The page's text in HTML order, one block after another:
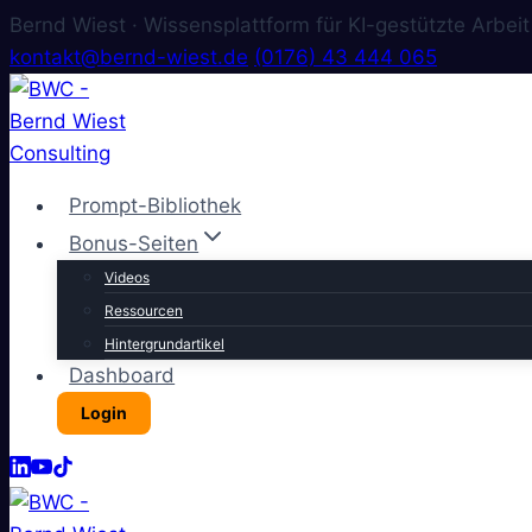
Bernd Wiest · Wissensplattform für KI-gestützte Arbeit
kontakt@bernd-wiest.de (0176) 43 444 065
Zum
Inhalt
springen
Prompt-Bibliothek
Bonus-Seiten
Videos
Ressourcen
Hintergrundartikel
Dashboard
Login